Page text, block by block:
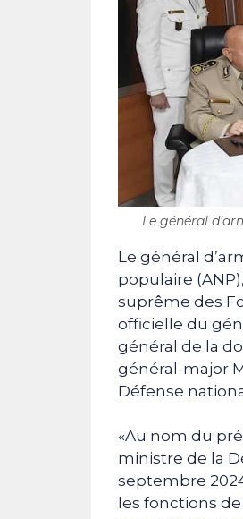
Le général
Le général
populaire
suprême des
officielle du
général de la
général-major
Défense
«Au nom du
ministre de la
septembre
les fonctions